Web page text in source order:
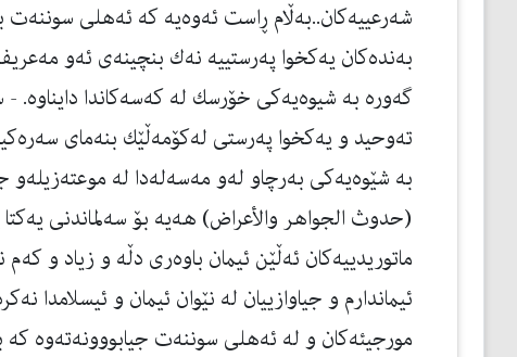
شه‌رعییه‌كان..به‌ڵام ڕاست ئه‌وه‌یه‌ كه‌ ئه‌هلی سوننه‌ت
به‌نده‌كان یه‌كخوا په‌رستییه‌ نه‌ك بنچینه‌ی ئه‌و
گه‌وره‌ به‌ شیوه‌یه‌كی خۆرسك له‌ كه‌سه‌كاندا دایناوه‌.
ته‌وحید و یه‌كخوا په‌رستی له‌كۆمه‌ڵێك بنه‌مای
به‌ شێوه‌یه‌كی به‌رچاو له‌و مه‌سه‌له‌دا له‌ موعته‌زیله‌و
(حدوث الجواهر والأعراض) هه‌یه‌ بۆ سه‌لماندنی
ماتوریدییه‌كان ئه‌ڵێن ئیمان باوه‌ری دڵه‌ و زیاد و كه‌م
ئیماندارم و جیاوازییان له‌ نێوان ئیمان و
مورجیئه‌كان و له‌ ئه‌هلی سوننه‌ت جیابووونه‌ته‌وه‌ كه‌